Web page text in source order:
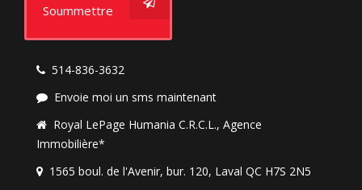
Soummettre
514-836-3632
Envoie moi un sms maintenant
Royal LePage Humania C.R.C.L., Agence
Immobilière*
1565 boul. de l'Avenir, bur. 120, Laval QC H7S 2N5